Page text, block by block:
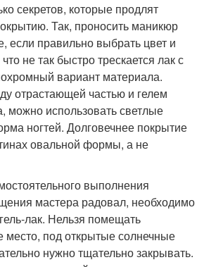
секретов, которые продлят
Так, проносить маникюр
если правильно выбрать цвет и
не так быстро трескается лак с
вариант материала.
отрастающей частью и гелем
можно использовать светлые
ногтей. Долговечнее покрытие
овальной формы, а не
выполнения
мастера радовал, необходимо
лак. Нельзя помещать
место, под открытые солнечные
нужно тщательно закрывать.